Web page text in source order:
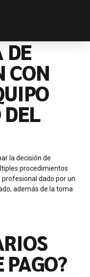
DE
CON
la decisión de
procedimientos
dado por un
además de la toma
PAGO?